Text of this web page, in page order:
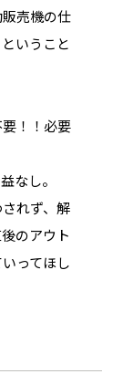
売機の仕
いうこと
！！必要
なし。
れず、解
のアウト
ってほし